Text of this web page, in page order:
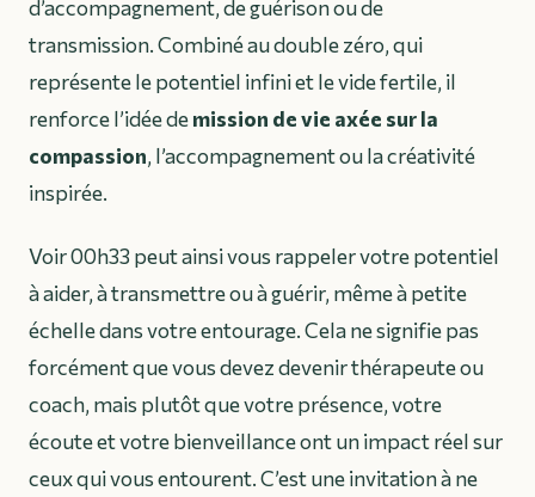
d’accompagnement, de guérison ou de
transmission. Combiné au double zéro, qui
représente le potentiel infini et le vide fertile, il
renforce l’idée demission de vie axée sur la
compassion, l’accompagnement ou la créativité
inspirée.
Voir 00h33 peut ainsi vous rappeler votre potentiel
à aider, à transmettre ou à guérir, même à petite
échelle dans votre entourage. Cela ne signifie pas
forcément que vous devez devenir thérapeute ou
coach, mais plutôt que votre présence, votre
écoute et votre bienveillance ont un impact réel sur
ceux qui vous entourent. C’est une invitation à ne